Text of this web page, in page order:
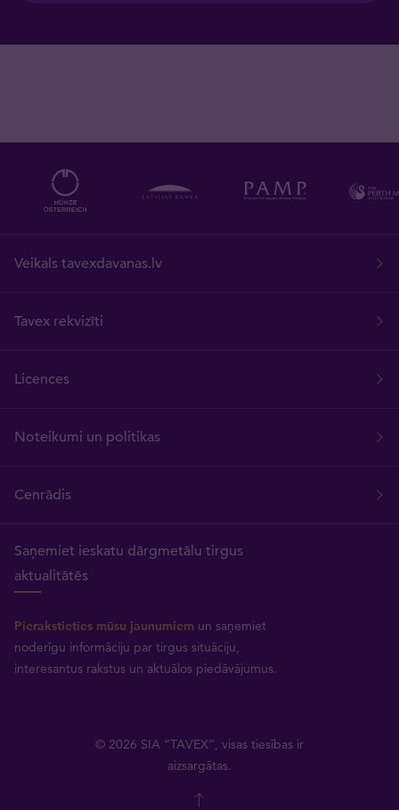
Veikals tavexdavanas.lv
Tavex rekvizīti
Licences
Noteikumi un politikas
Cenrādis
Saņemiet ieskatu dārgmetālu tirgus
aktualitātēs
Pierakstieties mūsu jaunumiem un saņemiet
noderīgu informāciju par tirgus situāciju,
interesantus rakstus un aktuālos piedāvājumus.
© 2026 SIA “TAVEX”, visas tiesības ir
aizsargātas.